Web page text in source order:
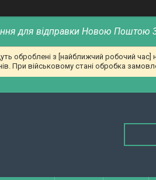
для відправки Новою Поштою
оброблені з [найближчий робочий
При військовому стані обробка